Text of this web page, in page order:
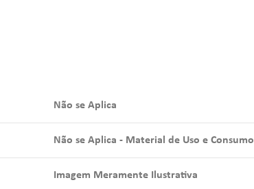
Não se Aplica
Não se Aplica - Material de Uso e Consumo
Imagem Meramente Ilustrativa